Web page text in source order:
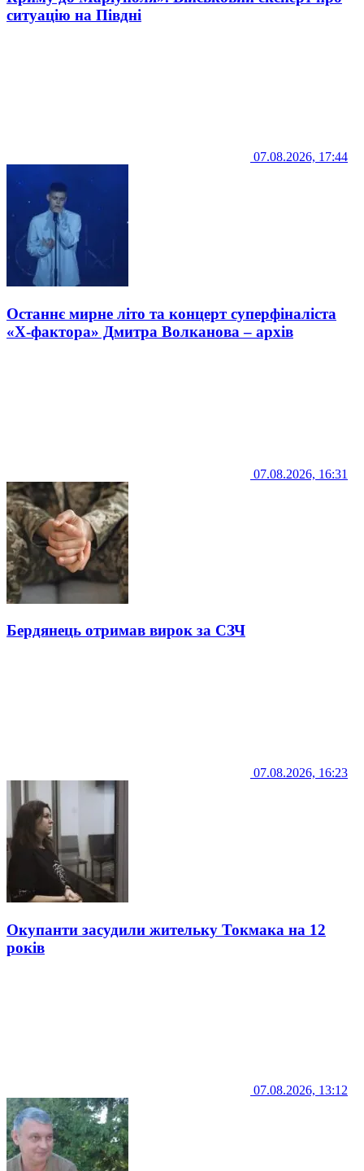
ситуацію на Півдні
07.08.2026, 17:44
Останнє мирне літо та концерт суперфіналіста
«Х-фактора» Дмитра Волканова – архів
07.08.2026, 16:31
Бердянець отримав вирок за СЗЧ
07.08.2026, 16:23
Окупанти засудили жительку Токмака на 12
років
07.08.2026, 13:12